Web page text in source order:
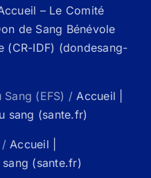
– Le Comité
de Sang Bénévole
(CR-IDF) (dondesang-
Sang (EFS) /Accueil |
sang (sante.fr)
/Accueil |
(sante.fr)